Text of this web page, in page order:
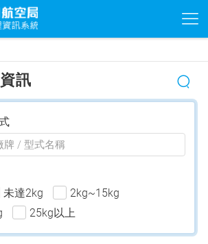
訊
未達2kg
2kg~15kg
25kg以上